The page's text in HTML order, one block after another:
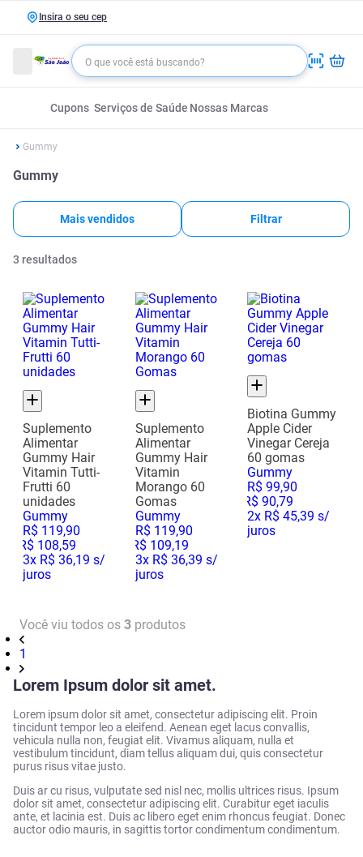
Insira o seu cep
Cupons Serviços de Saúde Nossas Marcas
Gummy
Gummy
Mais vendidos Filtrar
3 resultados
Suplemento
Alimentar
Gummy Hair
Vitamin Tutti-
Frutti 60
unidades
Gummy
R$ 119,90
R$ 108,59
3x R$ 36,19 s/
juros
Suplemento
Alimentar
Gummy Hair
Vitamin
Morango 60
Gomas
Gummy
R$ 119,90
R$ 109,19
3x R$ 36,39 s/
juros
Biotina Gummy
Apple Cider
Vinegar Cereja
60 gomas
Gummy
R$ 99,90
R$ 90,79
2x R$ 45,39 s/
juros
Você viu todos os 3 produtos
1
Lorem Ipsum dolor sit amet.
Lorem ipsum dolor sit amet, consectetur adipiscing elit. Proin
tincidunt tempor leo a eleifend. Aenean eget lacus convallis,
vehicula nulla non, feugiat elit. Vivamus aliquam, nulla et
vestibulum tincidunt, diam tellus aliquam dui, quis consectetur
purus risus vitae justo.
Duis ar cu risus, vulputate sed nisl nec, mollis ultrices risus. Ipsum
dolor sit amet, consectetur adipiscing elit. Curabitur eget iaculis
ante, et lacinia est. Duis ac libero eget enim rhoncus feugiat. Donec
auctor odio mauris, in sagittis tortor condimentum condimentum.